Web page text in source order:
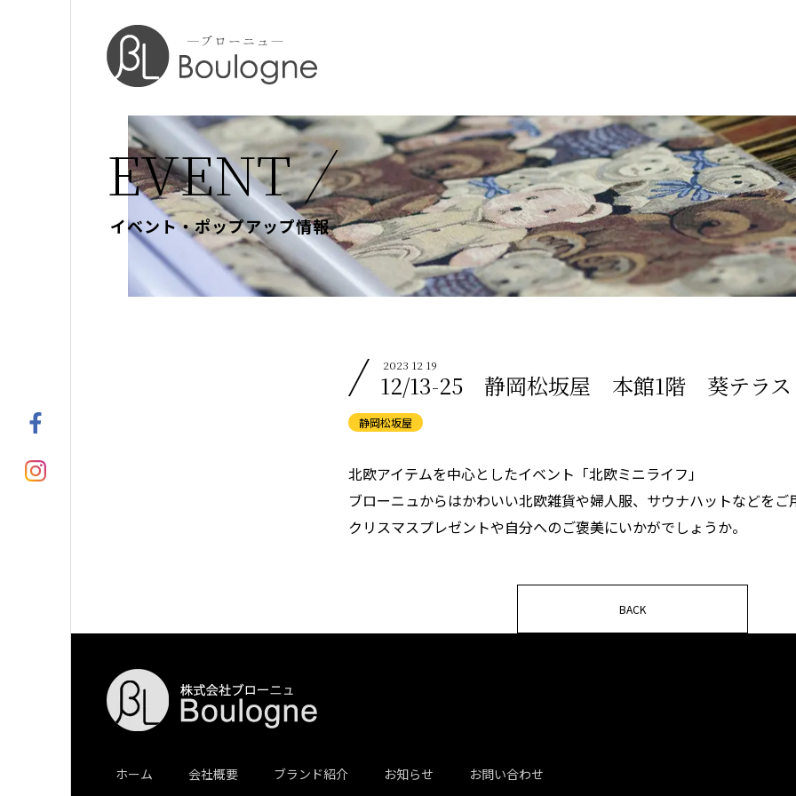
EVENT
イベント・ポップアップ情報
2023 12 19
12/13-25 静岡松坂屋 本館1階 葵テラス
静岡松坂屋
北欧アイテムを中心としたイベント「北欧ミニライフ」
ブローニュからはかわいい北欧雑貨や婦人服、サウナハットなどをご
クリスマスプレゼントや自分へのご褒美にいかがでしょうか。
BACK
ホーム 会社概要 ブランド紹介 お知らせ お問い合わせ